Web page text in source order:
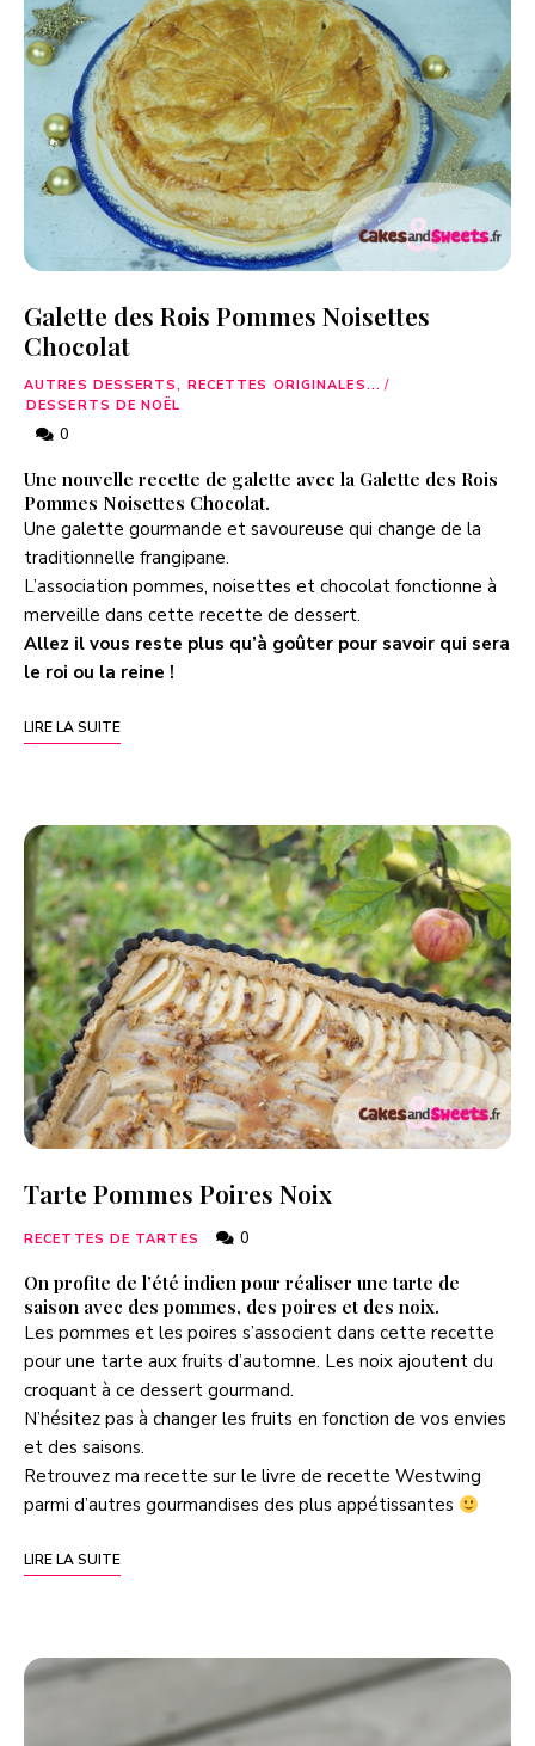
Galette des Rois Pommes Noisettes
Chocolat
AUTRES DESSERTS, RECETTES ORIGINALES... /
DESSERTS DE NOËL
0
Une nouvelle recette de galette avec la Galette des Rois
Pommes Noisettes Chocolat.
Une galette gourmande et savoureuse qui change de la
traditionnelle frangipane.
L’association pommes, noisettes et chocolat fonctionne à
merveille dans cette recette de dessert.
Allez il vous reste plus qu’à goûter pour savoir qui sera
le roi ou la reine !
LIRE LA SUITE
Tarte Pommes Poires Noix
RECETTES DE TARTES 0
On profite de l’été indien pour réaliser une tarte de
saison avec des pommes, des poires et des noix.
Les pommes et les poires s’associent dans cette recette
pour une tarte aux fruits d’automne. Les noix ajoutent du
croquant à ce dessert gourmand.
N’hésitez pas à changer les fruits en fonction de vos envies
et des saisons.
Retrouvez ma recette sur le livre de recette Westwing
parmi d’autres gourmandises des plus appétissantes
LIRE LA SUITE